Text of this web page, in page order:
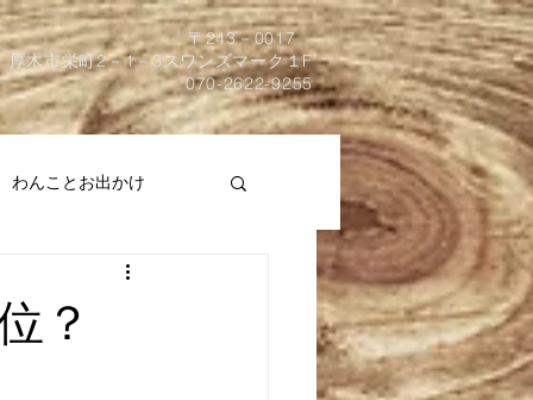
​〒243－0017
厚木市栄町2－1－3スワンズマーク１F
070-2622-9255
わんことお出かけ
？